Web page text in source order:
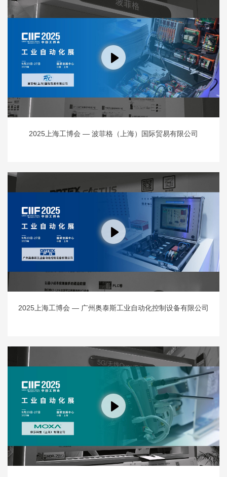
2025上海工博会 — 波菲格（上海）国际贸易有限公司
2025上海工博会 — 广州奥泰斯工业自动化控制设备有限公司